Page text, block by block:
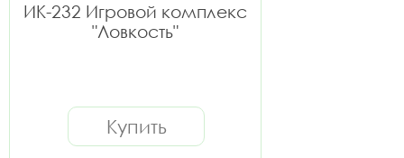
ИК-232 Игровой комплекс
"Ловкость"
Купить